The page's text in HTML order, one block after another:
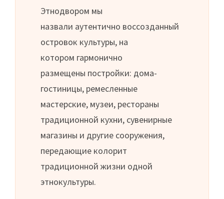
Этнодвором мы
назвали аутентично воссозданный
островок культуры, на
котором гармонично
размещены постройки: дома-
гостиницы, ремесленные
мастерские, музеи, рестораны
традиционной кухни, сувенирные
магазины и другие сооружения,
передающие колорит
традиционной жизни одной
этнокультуры.